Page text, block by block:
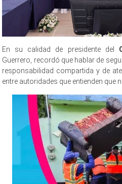
En su calidad de presidente del
Guerrero, recordó que hablar de
responsabilidad compartida y de
entre autoridades que entienden que